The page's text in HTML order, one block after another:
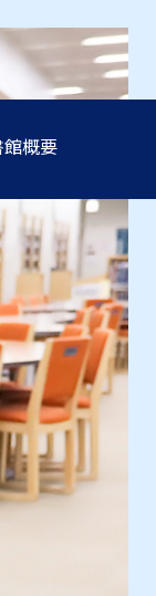
へ
へ
へ
へ
館概要
へ